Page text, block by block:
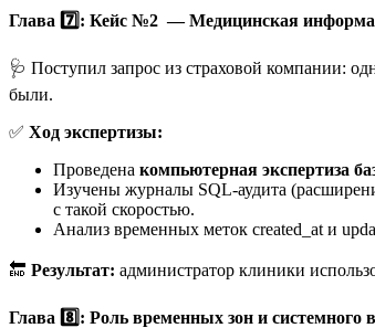
Глава 7️⃣: Кейс №2 — Медицинская
🩺 Поступил запрос из страховой компании:
были.
✅ Ход экспертизы:
Проведена компьютерная экспертиза
Изучены журналы SQL-аудита
с такой скоростью.
Анализ временных меток created_at и
🔚 Результат: администратор клиники
Глава 8️⃣: Роль временных зон и системного